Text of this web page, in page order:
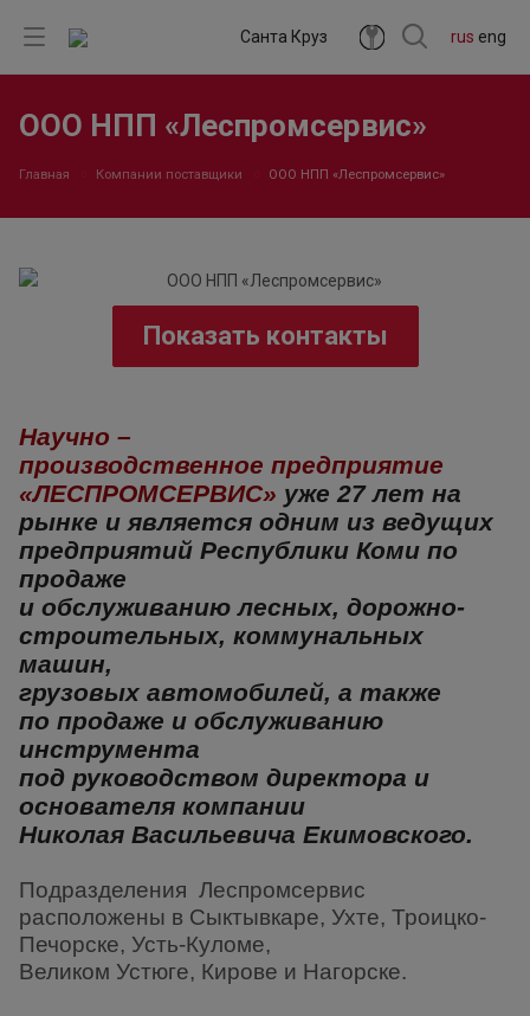
rus eng
Санта Круз
ООО НПП «Леспромсервис»
Главная Компании поставщики ООО НПП «Леспромсервис»
Показать контакты
Научно –
производственное предприятие
«ЛЕСПРОМСЕРВИС» уже 27 лет на
рынке и является одним из ведущих
предприятий Республики Коми по
продаже
и обслуживаниюлесных, дорожно-
строительных, коммунальных
машин,
грузовых автомобилей, а также
по продаже и обслуживанию
инструмента
под руководством директора и
основателя компании
Николая Васильевича Екимовского.
Подразделения Леспромсервис
расположены в Сыктывкаре, Ухте, Троицко-
Печорске, Усть-Куломе,
Великом Устюге, Кирове и Нагорске.